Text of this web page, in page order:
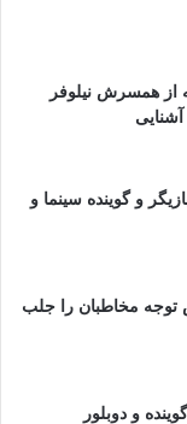
از همسرش نیلوفر
آشنایی
و گوینده سینما و
مخاطبان را جلب
و دوبلور